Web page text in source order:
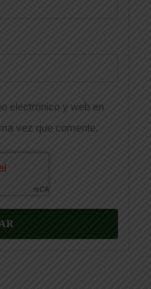
electrónico y web en
vez que comente.